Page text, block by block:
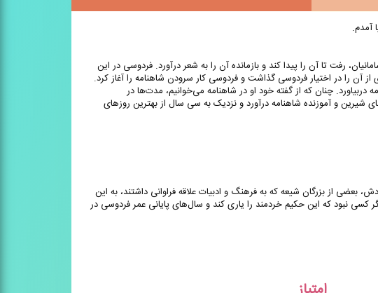
رفت تا آن را پیدا کند و بازمانده آن را به شعر درآورد. فردوسی در این
آن را در اختیار فردوسی گذاشت و فردوسی کار سرودن شاهنامه را آغاز کرد.
چنان که از گفته خود او در شاهنامه می‌خوانیم، مدت‌ها در
و آموزنده شاهنامه درآورد و نزدیک به سی سال از بهترین روزهای
بعضی از بزرگان شیعه که به فرهنگ و ادبیات علاقه فراوانی داشتند، به این
نبود که این حکیم خردمند را یاری کند و سال‌های پایانی عمر فردوسی در